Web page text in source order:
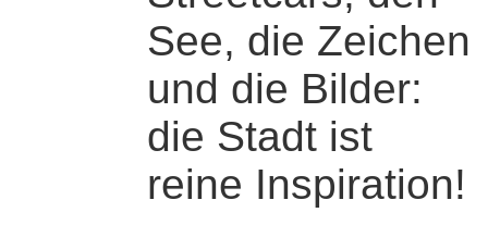
See, die Zeichen
und die Bilder:
die Stadt ist
reine Inspiration!